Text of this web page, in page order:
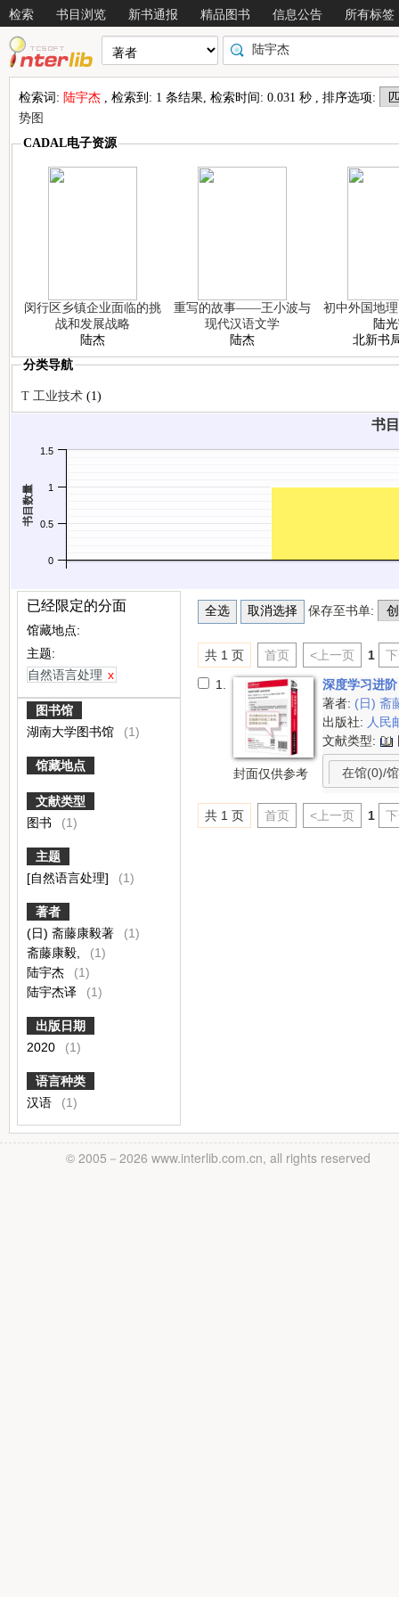
检索 书目浏览 新书通报 精品图书 信息公告 所有标签
检索词: 陆宇杰 , 检索到: 1 条结果, 检索时间: 0.031 秒 , 排序选项:
势图
CADAL电子资源
闵行区乡镇企业面临的挑
战和发展战略
陆杰
重写的故事——王小波与
现代汉语文学
陆杰
初中外国地
陆
北新书
分类导航
T 工业技术(1)
书目数量
书
0
0.5
1
1.5
已经限定的分面
馆藏地点:
主题:
自然语言处理 x
图书馆
湖南大学图书馆
(1)
馆藏地点
文献类型
图书
(1)
主题
[自然语言处理]
(1)
著者
(日) 斋藤康毅著
(1)
斋藤康毅,
(1)
陆宇杰
(1)
陆宇杰译
(1)
出版日期
2020
(1)
语言种类
汉语
(1)
保存至书单:
共 1 页 首页 <上一页 1
1.
封面仅供参考
深度学习进
著者: (日) 斋
出版社: 人民
文献类型:
在馆(0)/
共 1 页 首页 <上一页 1
© 2005－ 2026 www.interlib.com.cn, all rights reserved